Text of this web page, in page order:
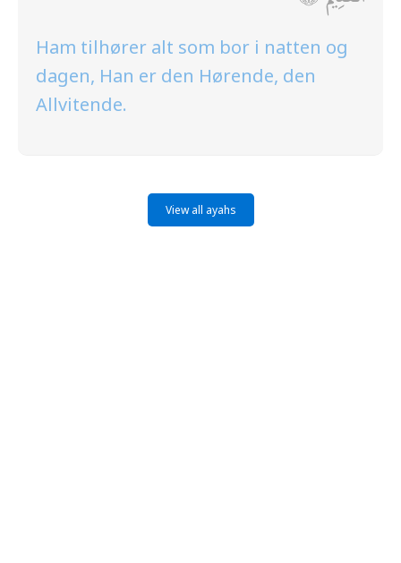
Ham tilhører alt som bor i natten og
dagen, Han er den Hørende, den
Allvitende.
View all ayahs